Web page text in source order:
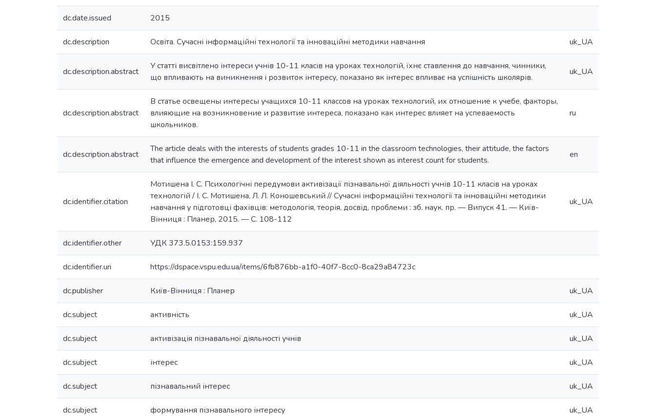
dc.date.issued 2015
dc.description Освіта. Сучасні інформаційні технології та інноваційні методики навчання uk_UA
dc.description.abstract
У статті висвітлено інтереси учнів 10-11 класів на уроках технологій, їхнє ставлення до навчання, чинники,
що впливають на виникнення і розвиток інтересу, показано як інтерес впливає на успішність школярів.
uk_UA
dc.description.abstract
В статье освещены интересы учащихся 10-11 классов на уроках технологий, их отношение к учебе, факторы,
влияющие на возникновение и развитие интереса, показано как интерес влияет на успеваемость
школьников.
ru
dc.description.abstract
The article deals with the interests of students grades 10-11 in the classroom technologies, their attitude, the factors
that influence the emergence and development of the interest shown as interest count for students.
en
dc.identifier.citation
Мотишена І. С. Психологічні передумови активізації пізнавальної діяльності учнів 10-11 класів на уроках
технологій / І. С. Мотишена, Л. Л. Коношевський // Сучасні інформаційні технології та інноваційні методики
навчання у підготовці фахівців: методологія, теорія, досвід, проблеми : зб. наук. пр. — Випуск 41. — Київ-
Вінниця : Планер, 2015. — С. 108-112
uk_UA
dc.identifier.other УДК 373.5.0153:159.937
dc.identifier.uri https://dspace.vspu.edu.ua/items/6fb876bb-a1f0-40f7-8cc0-8ca29a84723c
dc.publisher Київ-Вінниця : Планер uk_UA
dc.subject активність uk_UA
dc.subject активізація пізнавальної діяльності учнів uk_UA
dc.subject інтерес uk_UA
dc.subject пізнавальний інтерес uk_UA
dc.subject формування пізнавального інтересу uk_UA